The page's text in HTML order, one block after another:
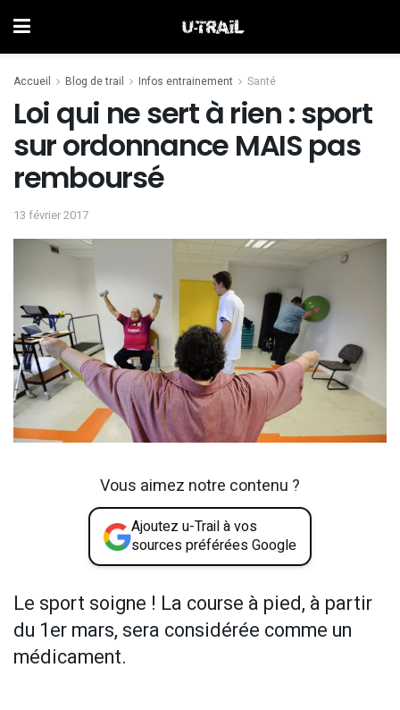
Accueil Blog de trail Infos entrainement Santé
Loi qui ne sert à rien : sport
sur ordonnance MAIS pas
remboursé
13 février 2017
Vous aimez notre contenu ?
Ajoutez u-Trail à vos
sources préférées Google
Le sport soigne ! La course à pied, à partir
du 1er mars, sera considérée comme un
médicament.